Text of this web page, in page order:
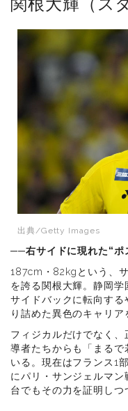
出典/Getty Images
──右サイドに現れた“ポ
187cm・82kgという、
を誇る関根大輝。静岡
サイドバックに転向す
り詰めた異色のキャリア
フィジカルだけでなく
導者たちからも「まる
いる。現在はフランス1
にパリ・サンジェルマ
台でもその力を証明しつ